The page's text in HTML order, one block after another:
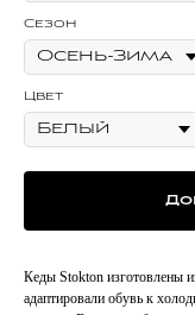
Сезон
Цвет
Кеды Stokton изготовлены
адаптировали обувь к